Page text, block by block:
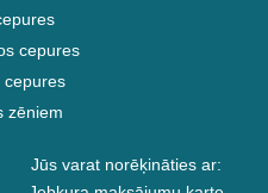
cepures
cepures
zēniem
Jūs varat norēķināties ar: